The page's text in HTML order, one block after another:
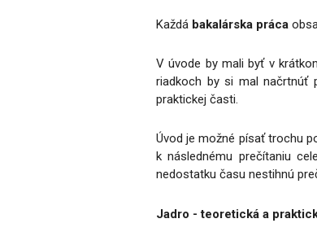
Každá bakalárska práca
V úvode by mali byť v
riadkoch by si mal načrtnúť
praktickej časti.
Úvod je možné písať trochu
k následnému prečítaniu
nedostatku času nestihnú
Jadro - teoretická a